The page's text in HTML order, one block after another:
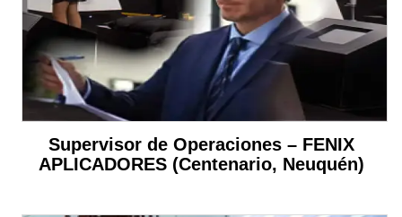
Supervisor de Operaciones – FENIX
APLICADORES (Centenario, Neuquén)